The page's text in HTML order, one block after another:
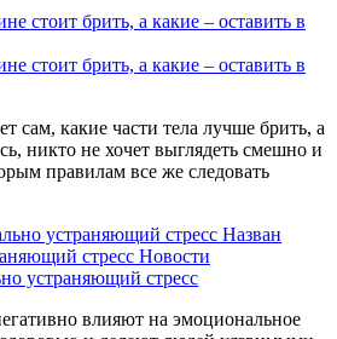
стоит брить, а какие – оставить в
стоит брить, а какие – оставить в
сам, какие части тела лучше брить, а
никто не хочет выглядеть смешно и
правилам все же следовать
Назван
стресс Новости
устраняющий стресс
влияют на эмоциональное